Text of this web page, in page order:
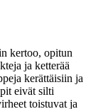
kertoo, opitun
ja ketterää
kerättäisiin ja
eivät silti
toistuvat ja